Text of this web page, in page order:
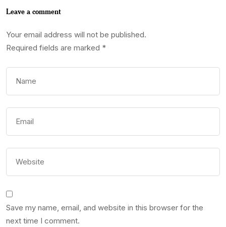
Leave a comment
Your email address will not be published.
Required fields are marked *
Save my name, email, and website in this browser for the
next time I comment.